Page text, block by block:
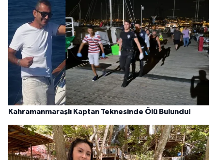
Kahramanmaraşlı Kaptan Teknesinde Ölü Bulundu!